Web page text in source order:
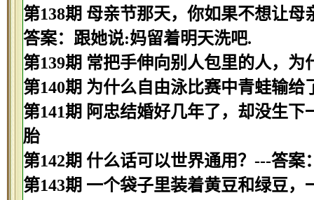
第138期 母亲节那天，你如果不想让
答案：跟她说:妈留着明天洗吧.
第139期 常把手伸向别人包里的人，
第140期 为什么自由泳比赛中青蛙输
第141期 阿忠结婚好几年了，却没生
胎
第142期 什么话可以世界通用？---答案
第143期 一个袋子里装着黄豆和绿豆